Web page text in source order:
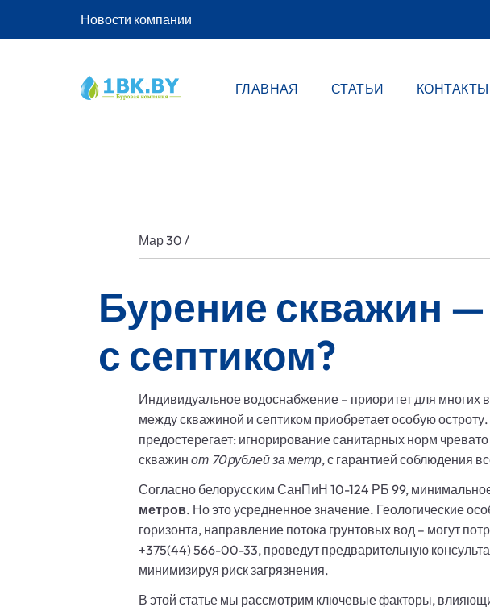
Новости компании
ГЛАВНАЯ СТАТЬИ КОНТАКТЫ
Мар 30 /
Бурение скважин
с септиком?
Индивидуальное водоснабжение – приоритет для многих
между скважиной и септиком приобретает особую
предостерегает: игнорирование санитарных норм
скважин от 70 рублей за метр, с гарантией соблюдения
Согласно белорусским СанПиН 10-124 РБ 99,
метров. Но это усредненное значение. Геологические
горизонта, направление потока грунтовых вод – могут
+375(44) 566-00-33, проведут предварительную
минимизируя риск загрязнения.
В этой статье мы рассмотрим ключевые факторы,